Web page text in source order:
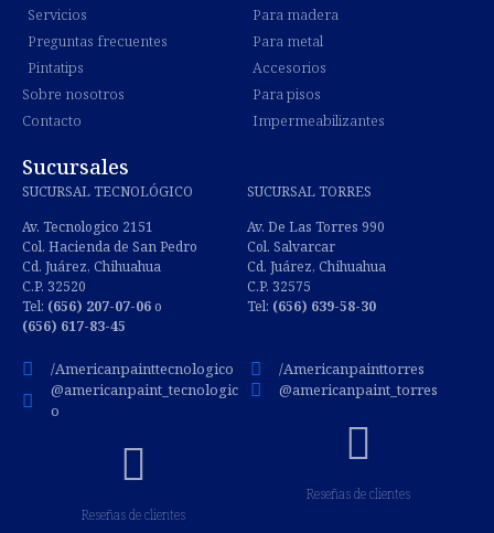
Servicios
Preguntas frecuentes
Pintatips
Sobre nosotros
Contacto
Para madera
Para metal
Accesorios
Para pisos
Impermeabilizantes
Sucursales
SUCURSAL TECNOLÓGICO
Av. Tecnologico 2151
Col. Hacienda de San Pedro
Cd. Juárez, Chihuahua
C.P. 32520
Tel: (656) 207-07-06o
(656) 617-83-45
/Americanpainttecnologico
@americanpaint_tecnologic
o
Reseñas de clientes
SUCURSAL TORRES
Av. De Las Torres 990
Col. Salvarcar
Cd. Juárez, Chihuahua
C.P. 32575
Tel: (656) 639-58-30
/Americanpainttorres
@americanpaint_torres
Reseñas de clientes